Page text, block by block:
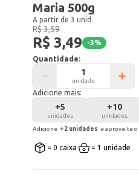
Maria 500g
A partir de 3 unid.
R$ 3,59
R$ 3,49 -3%
Quantidade:
unidade
Adicione mais:
+5
unidades
+10
unidades
Adicione +2 unidades e aproveite o
= 0 caixa = 1 unidade